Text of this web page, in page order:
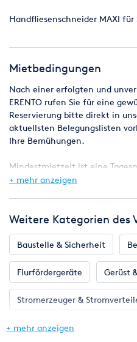
Handfliesenschneider MAXI
Mietbedingungen
Nach einer erfolgten und
ERENTO rufen Sie für eine
Reservierung bitte direkt in
aktuellsten Belegungslisten
Ihre Bemühungen.
Mindestmietzeit ist eine
Feiertage sind mietfrei, das
Bei Reservierungen werden die
Werktag um 8.00 Uhr.
Eine Verfügbarkeitsgarantie
werden, da es vorkommen
z.B. durch einen Defekt
Wir werden aber
haben.
+ mehr anzeigen
Weitere Kategorien des
Baustelle & Sicherheit
Flurfördergeräte Gerüst
Stromerzeuger &
Bodenverdichter & Rüttler
+ mehr anzeigen